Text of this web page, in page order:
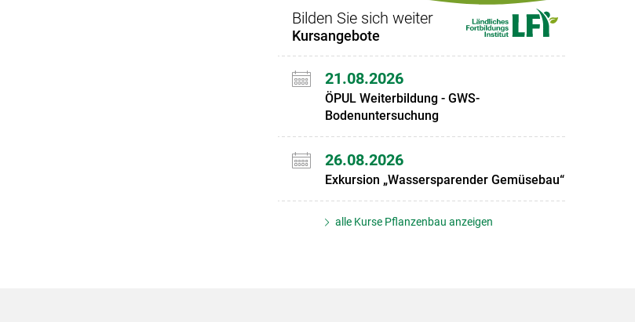
Bilden Sie sich weiter
Kursangebote
21.08.2026
ÖPUL Weiterbildung - GWS-
Bodenuntersuchung
26.08.2026
Exkursion „Wassersparender Gemüsebau“
alle Kurse Pflanzenbau anzeigen